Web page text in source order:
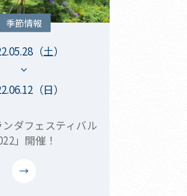
季節情報
（土）
（日）
ンダフェスティバル
」開催！